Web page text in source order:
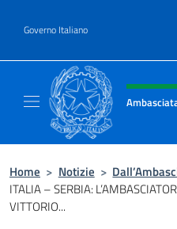
Governo Italiano
Intestazione
Home > Notizie >
ITALIA – SERBIA:
VITTORIO...